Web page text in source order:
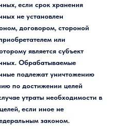
если срок хранения
не установлен
договором, стороной
или
является субъект
Обрабатываемые
подлежат уничтожению
по достижении целей
утраты необходимости в
если иное не
законом.